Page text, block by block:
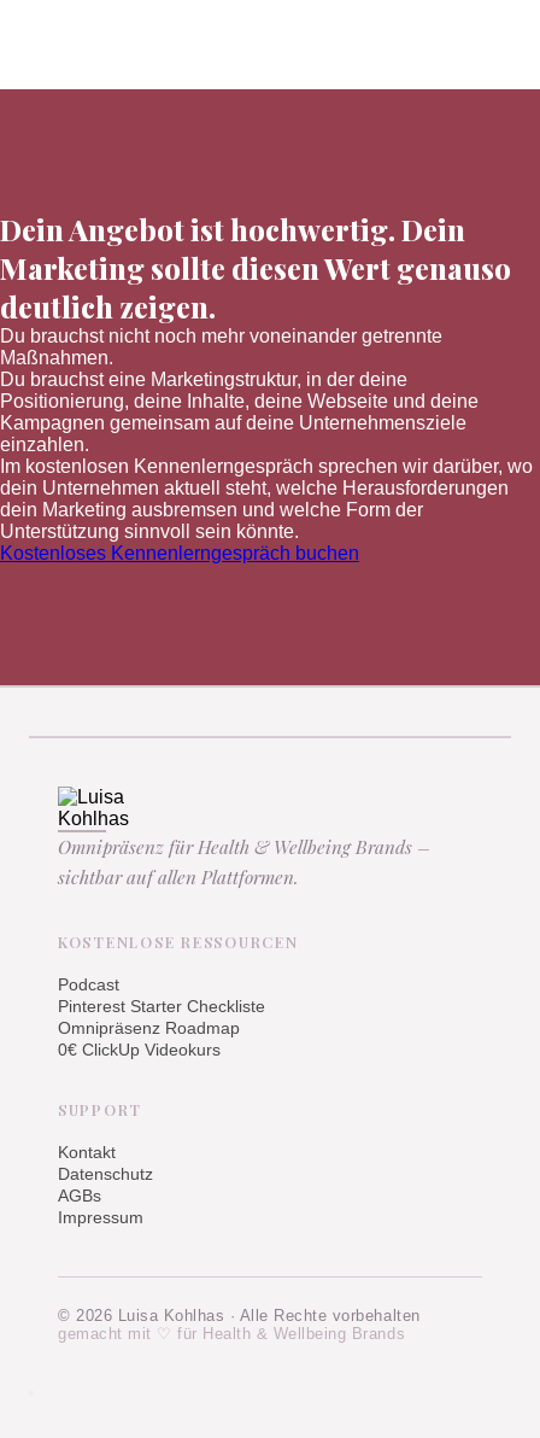
Dein Angebot ist hochwertig. Dein
Marketing sollte diesen Wert genauso
deutlich zeigen.
Du brauchst nicht noch mehr voneinander getrennte
Maßnahmen.
Du brauchst eine Marketingstruktur, in der deine
Positionierung, deine Inhalte, deine Webseite und deine
Kampagnen gemeinsam auf deine Unternehmensziele
einzahlen.
Im kostenlosen Kennenlerngespräch sprechen wir darüber, wo
dein Unternehmen aktuell steht, welche Herausforderungen
dein Marketing ausbremsen und welche Form der
Unterstützung sinnvoll sein könnte.
Kostenloses Kennenlerngespräch buchen
Omnipräsenz für Health & Wellbeing Brands –
sichtbar auf allen Plattformen.
KOSTENLOSE RESSOURCEN
Podcast
Pinterest Starter Checkliste
Omnipräsenz Roadmap
0€ ClickUp Videokurs
SUPPORT
Kontakt
Datenschutz
AGBs
Impressum
© 2026 Luisa Kohlhas · Alle Rechte vorbehalten
gemacht mit ♡ für Health & Wellbeing Brands